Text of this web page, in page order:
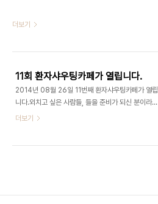
더보기
11회 환자샤우팅카페가 열립니다.
2014년 08월 26일 11번째 환자샤우팅카페가 열립
니다.외치고 싶은 사람들, 들을 준비가 되신 분이라면
누구나 환영합니다.종각역 4번 출구 대왕빌딩 13층
더보기